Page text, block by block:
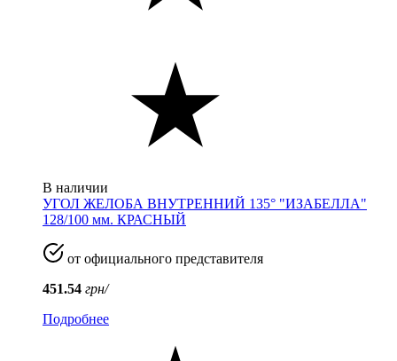
В наличии
УГОЛ ЖЕЛОБА ВНУТРЕННИЙ 135° "ИЗАБЕЛЛА"
128/100 мм. КРАСНЫЙ
от официального представителя
451.54 грн/
Подробнее